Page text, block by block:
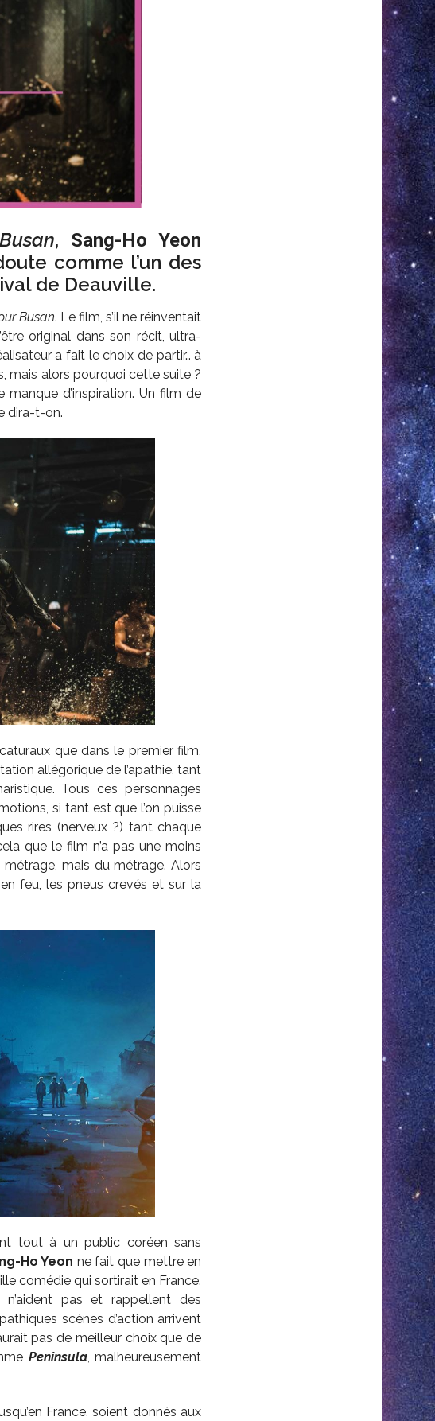
, Sang-Ho Yeon
comme l’un des
de Deauville.
Busan. Le film, s’il ne réinventait
original dans son récit, ultra-
a fait le choix de partir… à
mais alors pourquoi cette suite ?
manque d’inspiration. Un film de
dira-t-on.
que dans le premier film,
allégorique de l’apathie, tant
Tous ces personnages
si tant est que l’on puisse
rires (nerveux ?) tant chaque
que le film n’a pas une moins
mais du métrage. Alors
feu, les pneus crevés et sur la
tout à un public coréen sans
Ho Yeon ne fait que mettre en
comédie qui sortirait en France.
pas et rappellent des
scènes d’action arrivent
pas de meilleur choix que de
Peninsula, malheureusement
France, soient donnés aux